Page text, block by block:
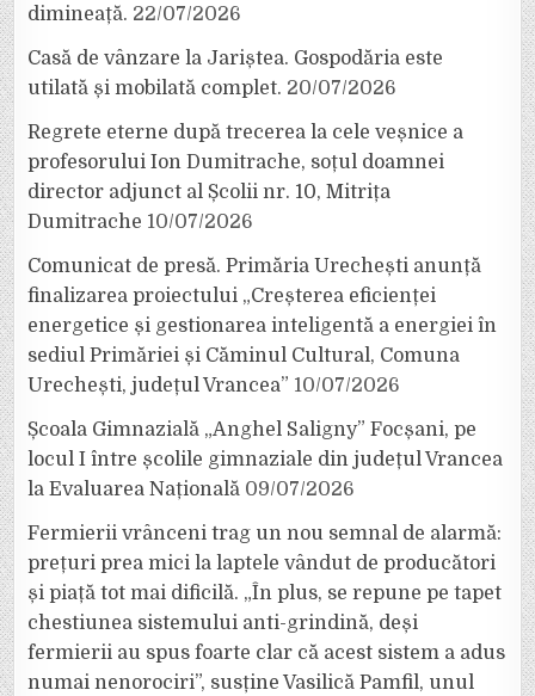
dimineață. 22/07/2026
Casă de vânzare la Jariștea. Gospodăria este
utilată și mobilată complet. 20/07/2026
Regrete eterne după trecerea la cele veșnice a
profesorului Ion Dumitrache, soțul doamnei
director adjunct al Școlii nr. 10, Mitrița
Dumitrache 10/07/2026
Comunicat de presă. Primăria Urechești anunță
finalizarea proiectului „Creșterea eficienței
energetice și gestionarea inteligentă a energiei în
sediul Primăriei și Căminul Cultural, Comuna
Urechești, județul Vrancea” 10/07/2026
Școala Gimnazială „Anghel Saligny” Focșani, pe
locul I între școlile gimnaziale din județul Vrancea
la Evaluarea Națională 09/07/2026
Fermierii vrânceni trag un nou semnal de alarmă:
prețuri prea mici la laptele vândut de producători
și piață tot mai dificilă. „În plus, se repune pe tapet
chestiunea sistemului anti-grindină, deși
fermierii au spus foarte clar că acest sistem a adus
numai nenorociri”, susține Vasilică Pamfil, unul